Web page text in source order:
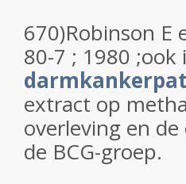
670)Robinson E
80-7 ; 1980
extract op
overleving en
de BCG-groep.